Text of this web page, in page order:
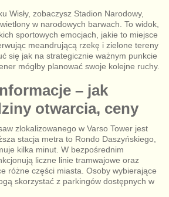
Wisły, zobaczysz Stadion Narodowy,
w narodowych barwach. To widok,
sportowych emocjach, jakie to miejsce
meandrującą rzekę i zielone tereny
się jak na strategicznie ważnym punkcie
mógłby planować swoje kolejne ruchy.
– jak
otwarcia, ceny
zlokalizowanego w Varso Tower jest
stacja metra to Rondo Daszyńskiego,
kilka minut. W bezpośrednim
liczne linie tramwajowe oraz
różne części miasta. Osoby wybierające
skorzystać z parkingów dostępnych w